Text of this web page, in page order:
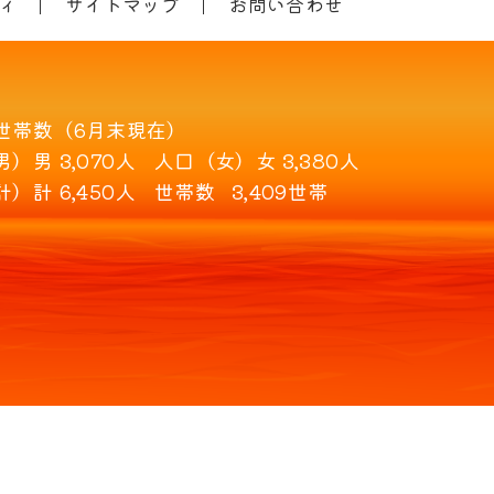
帯数（6月末現在）
男 3,070人 人口（女） 女 3,380人
計 6,450人 世帯数 3,409世帯